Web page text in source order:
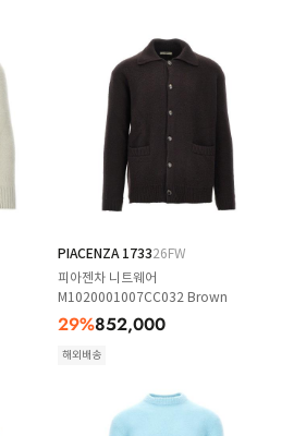
PIACENZA 173326FW
피아젠차 니트웨어
M1020001007CC032 Brown
29%852,000
해외배송